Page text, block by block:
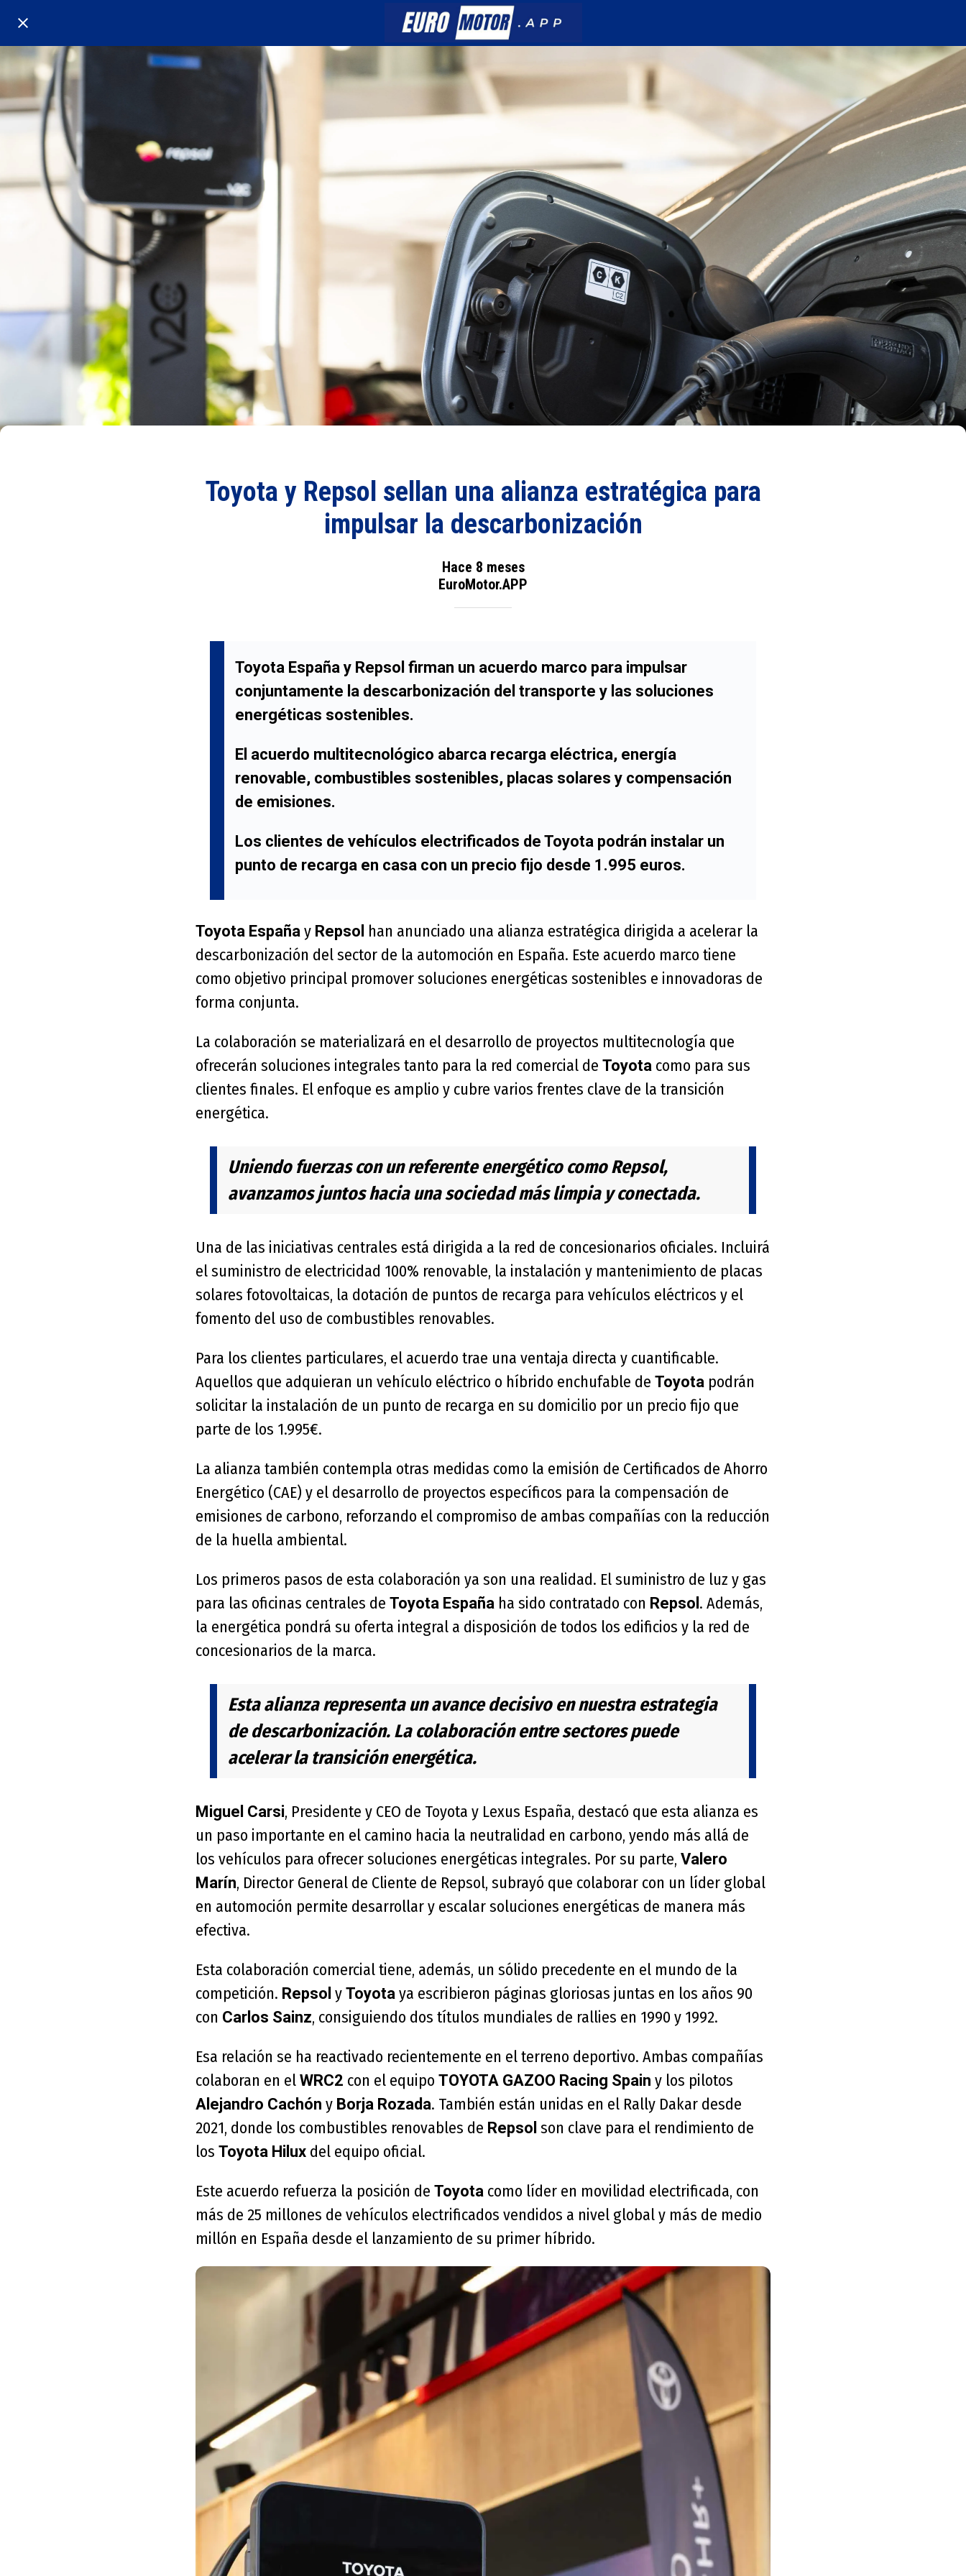
Toyota y Repsol sellan una alianza estratégica para
impulsar la descarbonización
Hace 8 meses
EuroMotor.APP
Toyota España y Repsol firman un acuerdo marco para impulsar
conjuntamente la descarbonización del transporte y las soluciones
energéticas sostenibles.
El acuerdo multitecnológico abarca recarga eléctrica, energía
renovable, combustibles sostenibles, placas solares y compensación
de emisiones.
Los clientes de vehículos electrificados de Toyota podrán instalar un
punto de recarga en casa con un precio fijo desde 1.995 euros.
Toyota España y Repsol han anunciado una alianza estratégica dirigida a acelerar la
descarbonización del sector de la automoción en España. Este acuerdo marco tiene
como objetivo principal promover soluciones energéticas sostenibles e innovadoras de
forma conjunta.
La colaboración se materializará en el desarrollo de proyectos multitecnología que
ofrecerán soluciones integrales tanto para la red comercial de Toyota como para sus
clientes finales. El enfoque es amplio y cubre varios frentes clave de la transición
energética.
Uniendo fuerzas con un referente energético como Repsol,
avanzamos juntos hacia una sociedad más limpia y conectada.
Una de las iniciativas centrales está dirigida a la red de concesionarios oficiales. Incluirá
el suministro de electricidad 100% renovable, la instalación y mantenimiento de placas
solares fotovoltaicas, la dotación de puntos de recarga para vehículos eléctricos y el
fomento del uso de combustibles renovables.
Para los clientes particulares, el acuerdo trae una ventaja directa y cuantificable.
Aquellos que adquieran un vehículo eléctrico o híbrido enchufable de Toyota podrán
solicitar la instalación de un punto de recarga en su domicilio por un precio fijo que
parte de los 1.995€.
La alianza también contempla otras medidas como la emisión de Certificados de Ahorro
Energético (CAE) y el desarrollo de proyectos específicos para la compensación de
emisiones de carbono, reforzando el compromiso de ambas compañías con la reducción
de la huella ambiental.
Los primeros pasos de esta colaboración ya son una realidad. El suministro de luz y gas
para las oficinas centrales de Toyota España ha sido contratado con Repsol . Además,
la energética pondrá su oferta integral a disposición de todos los edificios y la red de
concesionarios de la marca.
Esta alianza representa un avance decisivo en nuestra estrategia
de descarbonización. La colaboración entre sectores puede
acelerar la transición energética.
Miguel Carsi, Presidente y CEO de Toyota y Lexus España, destacó que esta alianza es
un paso importante en el camino hacia la neutralidad en carbono, yendo más allá de
los vehículos para ofrecer soluciones energéticas integrales. Por su parte, Valero
Marín, Director General de Cliente de Repsol, subrayó que colaborar con un líder global
en automoción permite desarrollar y escalar soluciones energéticas de manera más
efectiva.
Esta colaboración comercial tiene, además, un sólido precedente en el mundo de la
competición. Repsol y Toyota ya escribieron páginas gloriosas juntas en los años 90
con Carlos Sainz, consiguiendo dos títulos mundiales de rallies en 1990 y 1992.
Esa relación se ha reactivado recientemente en el terreno deportivo. Ambas compañías
colaboran en el WRC2 con el equipo TOYOTA GAZOO Racing Spain y los pilotos
Alejandro Cachón y Borja Rozada. También están unidas en el Rally Dakar desde
2021, donde los combustibles renovables de Repsol son clave para el rendimiento de
los Toyota Hilux del equipo oficial.
Este acuerdo refuerza la posición de Toyota como líder en movilidad electrificada, con
más de 25 millones de vehículos electrificados vendidos a nivel global y más de medio
millón en España desde el lanzamiento de su primer híbrido.